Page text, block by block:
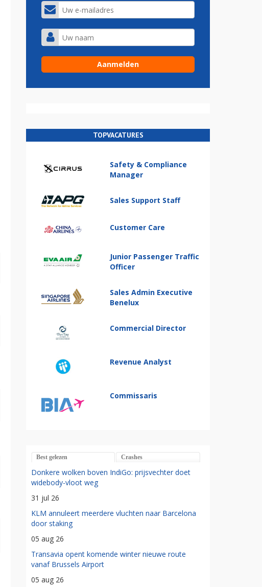
TOPVACATURES
Safety & Compliance
Manager
Sales Support Staff
Customer Care
Junior Passenger Traffic
Officer
Sales Admin Executive
Benelux
Commercial Director
Revenue Analyst
Commissaris
Best gelezen Crashes
Donkere wolken boven IndiGo: prijsvechter doet
widebody-vloot weg
31 jul 26
KLM annuleert meerdere vluchten naar Barcelona
door staking
05 aug 26
Transavia opent komende winter nieuwe route
vanaf Brussels Airport
05 aug 26